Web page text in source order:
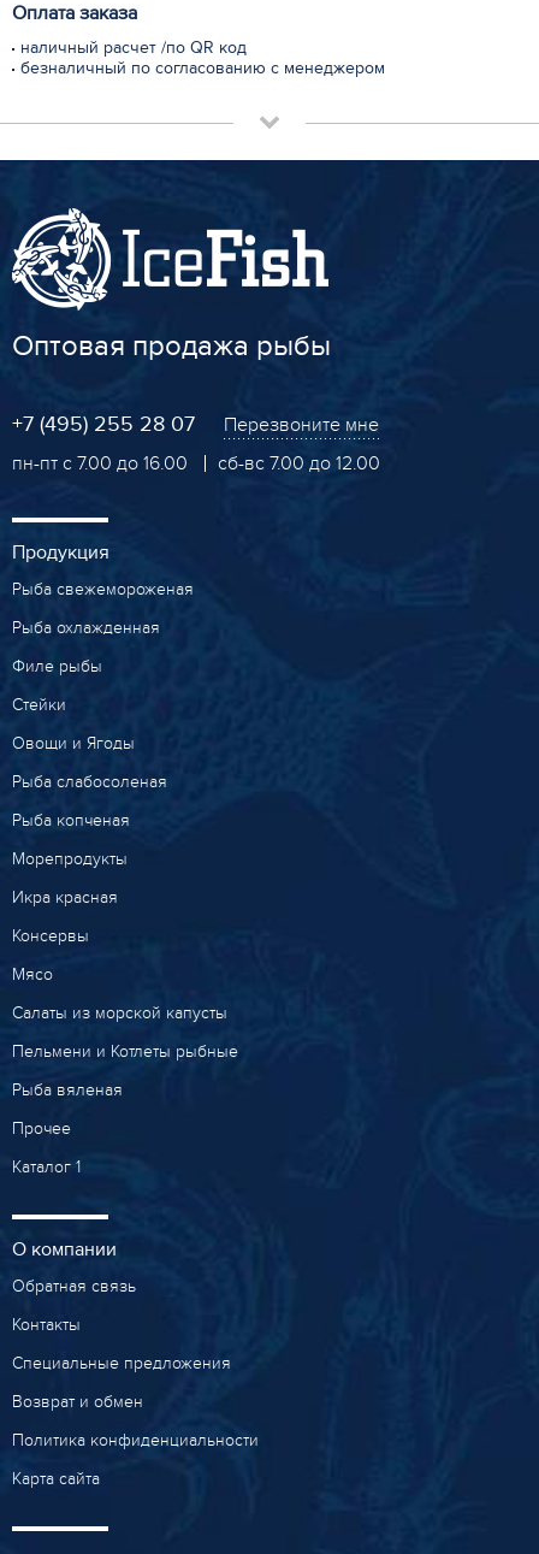
Оплата заказа
наличный расчет /по QR код
безналичный по согласованию с менеджером
Оптовая продажа рыбы
+7 (495) 255 28 07
Перезвоните мне
пн-пт с 7.00 до 16.00
сб-вс 7.00 до 12.00
Продукция
Рыба свежемороженая
Рыба охлажденная
Филе рыбы
Стейки
Овощи и Ягоды
Рыба слабосоленая
Рыба копченая
Морепродукты
Икра красная
Консервы
Мясо
Салаты из морской капусты
Пельмени и Котлеты рыбные
Рыба вяленая
Прочее
Каталог 1
О компании
Обратная связь
Контакты
Специальные предложения
Возврат и обмен
Политика конфиденциальности
Карта сайта